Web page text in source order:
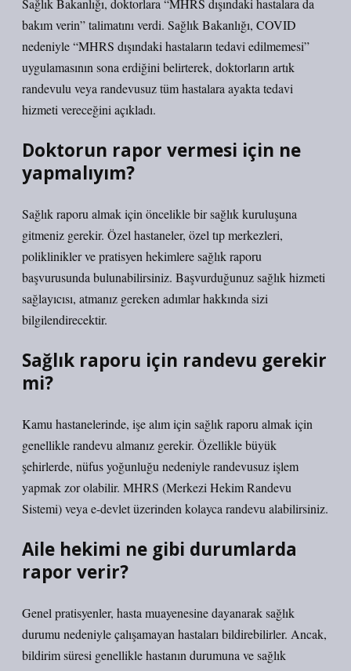
Sağlık Bakanlığı, doktorlara “MHRS dışındaki hastalara da
bakım verin” talimatını verdi. Sağlık Bakanlığı, COVID
nedeniyle “MHRS dışındaki hastaların tedavi edilmemesi”
uygulamasının sona erdiğini belirterek, doktorların artık
randevulu veya randevusuz tüm hastalara ayakta tedavi
hizmeti vereceğini açıkladı.
Doktorun rapor vermesi için ne
yapmalıyım?
Sağlık raporu almak için öncelikle bir sağlık kuruluşuna
gitmeniz gerekir. Özel hastaneler, özel tıp merkezleri,
poliklinikler ve pratisyen hekimlere sağlık raporu
başvurusunda bulunabilirsiniz. Başvurduğunuz sağlık hizmeti
sağlayıcısı, atmanız gereken adımlar hakkında sizi
bilgilendirecektir.
Sağlık raporu için randevu gerekir
mi?
Kamu hastanelerinde, işe alım için sağlık raporu almak için
genellikle randevu almanız gerekir. Özellikle büyük
şehirlerde, nüfus yoğunluğu nedeniyle randevusuz işlem
yapmak zor olabilir. MHRS (Merkezi Hekim Randevu
Sistemi) veya e-devlet üzerinden kolayca randevu alabilirsiniz.
Aile hekimi ne gibi durumlarda
rapor verir?
Genel pratisyenler, hasta muayenesine dayanarak sağlık
durumu nedeniyle çalışamayan hastaları bildirebilirler. Ancak,
bildirim süresi genellikle hastanın durumuna ve sağlık